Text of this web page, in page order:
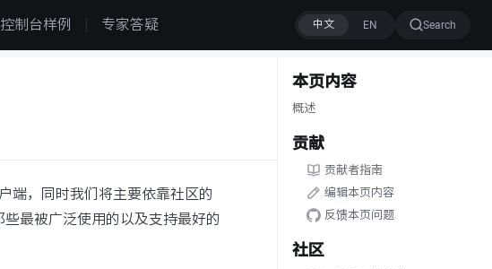
控制台样例 专家答疑 Search
本页内容
概述
贡献
贡献者指南
编辑本页内容
反馈本页问题
社区
端，同时我们将主要依靠社区的
最被广泛使用的以及支持最好的